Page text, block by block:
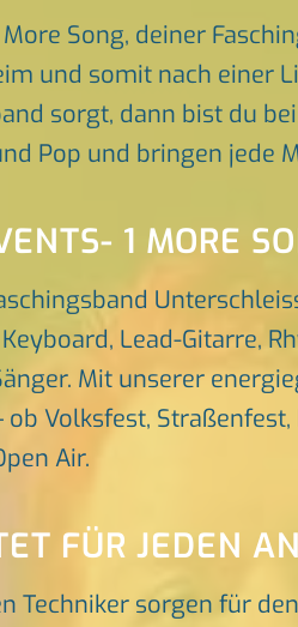
Song, deiner
und somit nach einer
sorgt, dann bist du
und Pop und bringen jede
1 MORE
Keyboard, Lead-Gitarre,
Mit unserer
ob Volksfest,
Air.
FÜR JEDEN
Techniker sorgen für